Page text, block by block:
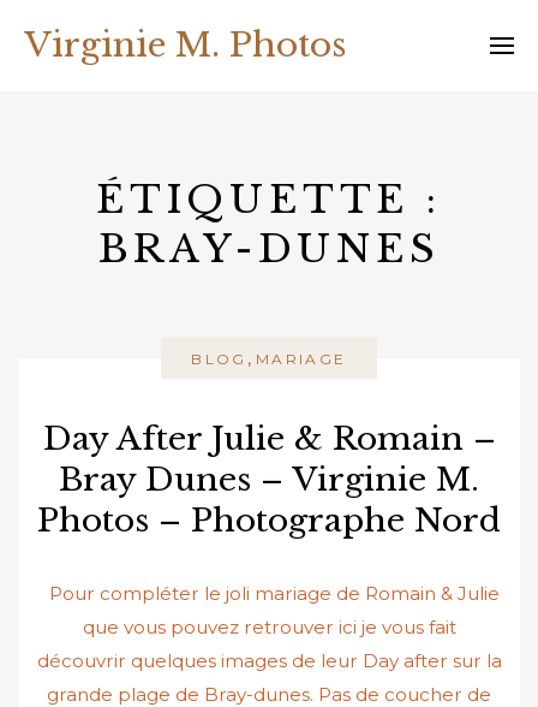
Virginie M. Photos
ÉTIQUETTE :
BRAY-DUNES
BLOG , MARIAGE
Day After Julie & Romain –
Bray Dunes – Virginie M.
Photos – Photographe Nord
Pour compléter le joli mariage de Romain & Julie
que vous pouvez retrouver ici je vous fait
découvrir quelques images de leur Day after sur la
grande plage de Bray-dunes. Pas de coucher de